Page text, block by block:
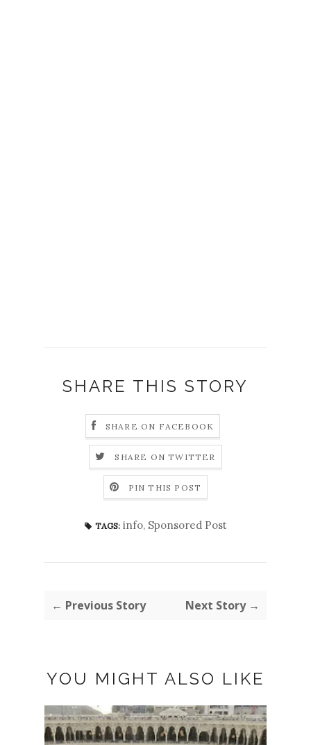
SHARE THIS STORY
SHARE ON FACEBOOK
SHARE ON TWITTER
PIN THIS POST
TAGS: info, Sponsored Post
← Previous Story Next Story →
YOU MIGHT ALSO LIKE